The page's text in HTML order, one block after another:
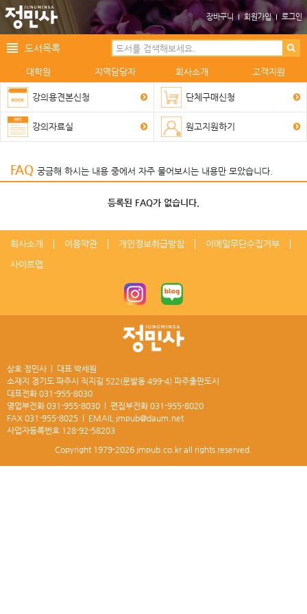
장바구니 회원가입 로그인
도서목록
대학원 지역담당자 회사소개 고객지원
강의용견본신청 단체구매신청
강의자료실 원고지원하기
FAQ 궁금해 하시는 내용 중에서 자주 물어보시는 내용만 모았습니다.
등록된 FAQ가 없습니다.
회사소개 이용약관 개인정보취급방침
이메일무단수집거부
사이트맵
상호 정민사
대표 박세원
소재지 경기도 파주시 직지길 522(문발동 499-4) 파주출판도시
대표전화 031-955-8030
영업부전화 031-955-8030 편집부전화 031-955-8020
FAX 031-955-8025 EMAIL jmpub@daum.net
사업자등록번호 128-92-58203
Copyright 1979-2026 jmpub.co.krall rights reserved.